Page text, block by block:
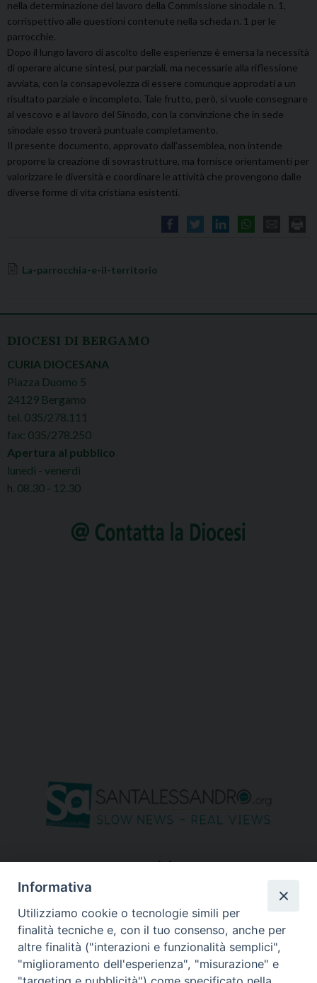
nella determinazione del lavoro della Commissione sinodale n. 1,
corrispettivo alle questioni contenute nella scheda n. 1 per le
parrocchie.
Dopo il lungo lavoro di ascolto delle esperienze è emersa la necessità
di operare alcune sintesi, pur parziali, ma necessarie alla riflessione
avviata, con la consapevolezza di essere comunque approdati a un
risultato parziale e incompleto. Tale frutto, però, si vuole consegnare
al vescovo e al lavoro del Sinodo, con la convinzione che in sede
sinodale esso troverà puntuale completamento.
Il presente documento, approvato dall’assemblea, non intende
proporre la creazione di sovrastrutture, ma fornisce orientamenti per
valorizzare le diversità e coordinare le attività che provengono dalle
diverse forme di vita cristiana esistenti.
La-parrocchia-e-il-territorio
DIOCESI DI BERGAMO
CURIA DIOCESANA
Piazza Duomo 5
24129 Bergamo
tel. 035/278.111
fax: 035/278.250
Apertura al pubblico
lunedì - venerdì
h. 08.30 - 12.30
seguici su
Informativa
Utilizziamo cookie o tecnologie simili per
finalità tecniche e, con il tuo consenso, anche per
altre finalità ("interazioni e funzionalità semplici",
"miglioramento dell'esperienza", "misurazione" e